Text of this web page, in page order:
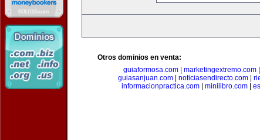
Otros dominios en venta:
guiaformosa.com| marketingextremo.com|
guiasanjuan.com| noticiasendirecto.com|
informacionpractica.com
minilibro.com